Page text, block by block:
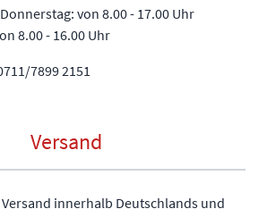
von 8.00 - 17.00 Uhr
8.00 - 16.00 Uhr
7899 2151
Versand
innerhalb Deutschlands und